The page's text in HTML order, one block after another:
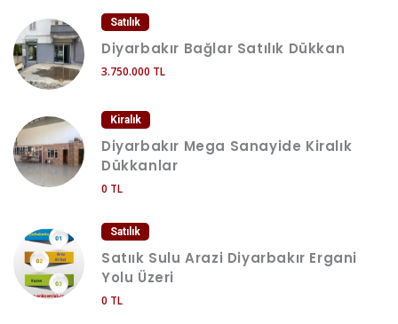
Satılık
Diyarbakır Bağlar Satılık Dükkan
3.750.000 TL
Kiralık
Diyarbakır Mega Sanayide Kiralık
Dükkanlar
0 TL
Satılık
Satıık Sulu Arazi Diyarbakır Ergani
Yolu Üzeri
0 TL